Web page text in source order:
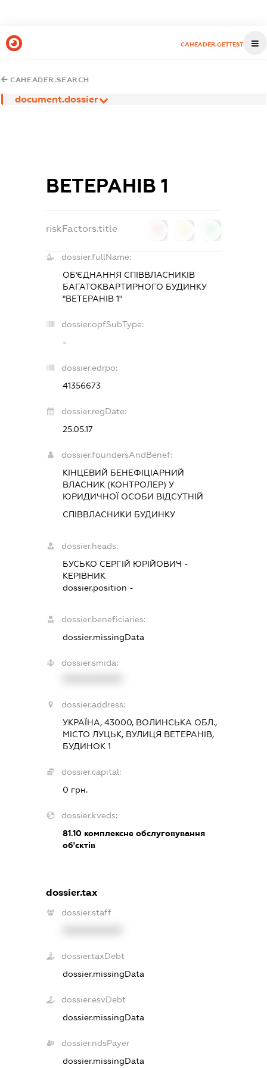
CAHEADER.GETTEST
CAHEADER.SEARCH
document.dossier
ВЕТЕРАНІВ 1
riskFactors.title
dossier.fullName:
ОБ'ЄДНАННЯ СПІВВЛАСНИКІВ
БАГАТОКВАРТИРНОГО БУДИНКУ
"ВЕТЕРАНІВ 1"
dossier.opfSubType:
-
dossier.edrpo:
41356673
dossier.regDate:
25.05.17
dossier.foundersAndBenef:
КІНЦЕВИЙ БЕНЕФІЦІАРНИЙ
ВЛАСНИК (КОНТРОЛЕР) У
ЮРИДИЧНОЇ ОСОБИ ВІДСУТНІЙ
СПІВВЛАСНИКИ БУДИНКУ
dossier.heads:
БУСЬКО СЕРГІЙ ЮРІЙОВИЧ -
КЕРІВНИК
dossier.position -
dossier.beneficiaries:
dossier.missingData
dossier.smida:
dossier.address:
УКРАЇНА, 43000, ВОЛИНСЬКА ОБЛ.,
МІСТО ЛУЦЬК, ВУЛИЦЯ ВЕТЕРАНІВ,
БУДИНОК 1
dossier.capital:
0 грн.
dossier.kveds:
81.10комплексне обслуговування
об'єктів
dossier.tax
dossier.staff
dossier.taxDebt
dossier.missingData
dossier.esvDebt
dossier.missingData
dossier.ndsPayer
dossier.missingData